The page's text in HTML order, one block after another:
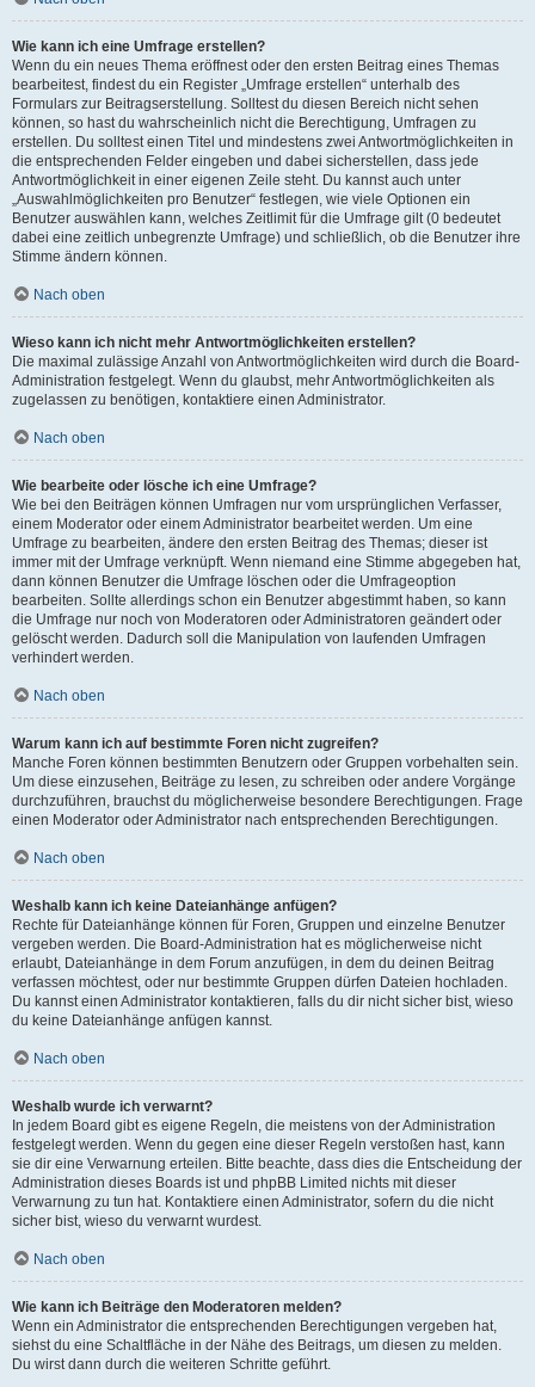
Wie kann ich eine Umfrage erstellen?
Wenn du ein neues Thema eröffnest oder den ersten Beitrag eines Themas
bearbeitest, findest du ein Register „Umfrage erstellen“ unterhalb des
Formulars zur Beitragserstellung. Solltest du diesen Bereich nicht sehen
können, so hast du wahrscheinlich nicht die Berechtigung, Umfragen zu
erstellen. Du solltest einen Titel und mindestens zwei Antwortmöglichkeiten in
die entsprechenden Felder eingeben und dabei sicherstellen, dass jede
Antwortmöglichkeit in einer eigenen Zeile steht. Du kannst auch unter
„Auswahlmöglichkeiten pro Benutzer“ festlegen, wie viele Optionen ein
Benutzer auswählen kann, welches Zeitlimit für die Umfrage gilt (0 bedeutet
dabei eine zeitlich unbegrenzte Umfrage) und schließlich, ob die Benutzer ihre
Stimme ändern können.
Nach oben
Wieso kann ich nicht mehr Antwortmöglichkeiten erstellen?
Die maximal zulässige Anzahl von Antwortmöglichkeiten wird durch die Board-
Administration festgelegt. Wenn du glaubst, mehr Antwortmöglichkeiten als
zugelassen zu benötigen, kontaktiere einen Administrator.
Nach oben
Wie bearbeite oder lösche ich eine Umfrage?
Wie bei den Beiträgen können Umfragen nur vom ursprünglichen Verfasser,
einem Moderator oder einem Administrator bearbeitet werden. Um eine
Umfrage zu bearbeiten, ändere den ersten Beitrag des Themas; dieser ist
immer mit der Umfrage verknüpft. Wenn niemand eine Stimme abgegeben hat,
dann können Benutzer die Umfrage löschen oder die Umfrageoption
bearbeiten. Sollte allerdings schon ein Benutzer abgestimmt haben, so kann
die Umfrage nur noch von Moderatoren oder Administratoren geändert oder
gelöscht werden. Dadurch soll die Manipulation von laufenden Umfragen
verhindert werden.
Nach oben
Warum kann ich auf bestimmte Foren nicht zugreifen?
Manche Foren können bestimmten Benutzern oder Gruppen vorbehalten sein.
Um diese einzusehen, Beiträge zu lesen, zu schreiben oder andere Vorgänge
durchzuführen, brauchst du möglicherweise besondere Berechtigungen. Frage
einen Moderator oder Administrator nach entsprechenden Berechtigungen.
Nach oben
Weshalb kann ich keine Dateianhänge anfügen?
Rechte für Dateianhänge können für Foren, Gruppen und einzelne Benutzer
vergeben werden. Die Board-Administration hat es möglicherweise nicht
erlaubt, Dateianhänge in dem Forum anzufügen, in dem du deinen Beitrag
verfassen möchtest, oder nur bestimmte Gruppen dürfen Dateien hochladen.
Du kannst einen Administrator kontaktieren, falls du dir nicht sicher bist, wieso
du keine Dateianhänge anfügen kannst.
Nach oben
Weshalb wurde ich verwarnt?
In jedem Board gibt es eigene Regeln, die meistens von der Administration
festgelegt werden. Wenn du gegen eine dieser Regeln verstoßen hast, kann
sie dir eine Verwarnung erteilen. Bitte beachte, dass dies die Entscheidung der
Administration dieses Boards ist und phpBB Limited nichts mit dieser
Verwarnung zu tun hat. Kontaktiere einen Administrator, sofern du die nicht
sicher bist, wieso du verwarnt wurdest.
Nach oben
Wie kann ich Beiträge den Moderatoren melden?
Wenn ein Administrator die entsprechenden Berechtigungen vergeben hat,
siehst du eine Schaltfläche in der Nähe des Beitrags, um diesen zu melden.
Du wirst dann durch die weiteren Schritte geführt.